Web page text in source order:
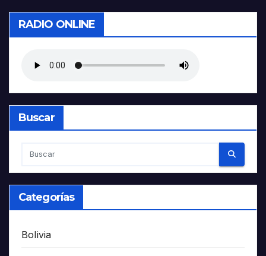
RADIO ONLINE
Buscar
Categorías
Bolivia